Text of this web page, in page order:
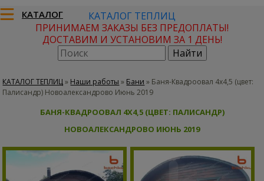
КАТАЛОГ
КАТАЛОГ ТЕПЛИЦ
ПРИНИМАЕМ ЗАКАЗЫ БЕЗ ПРЕДОПЛАТЫ!
ДОСТАВИМ И УСТАНОВИМ ЗА 1 ДЕНЬ!
КАТАЛОГ ТЕПЛИЦ» Наши работы » Бани » Баня-Квадроовал 4х4,5 (цвет:
Палисандр) Новоалександрово Июнь 2019
БАНЯ-КВАДРООВАЛ 4Х4,5 (ЦВЕТ: ПАЛИСАНДР)
НОВОАЛЕКСАНДРОВО ИЮНЬ 2019